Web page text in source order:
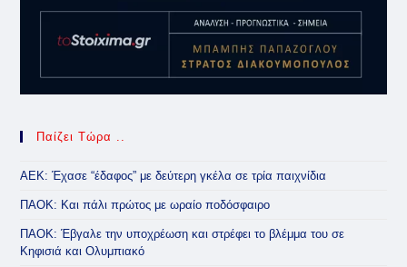
Παίζει Τώρα ..
ΑΕΚ: Έχασε “έδαφος” με δεύτερη γκέλα σε τρία παιχνίδια
ΠΑΟΚ: Και πάλι πρώτος με ωραίο ποδόσφαιρο
ΠΑΟΚ: Έβγαλε την υποχρέωση και στρέφει το βλέμμα του σε
Κηφισιά και Ολυμπιακό